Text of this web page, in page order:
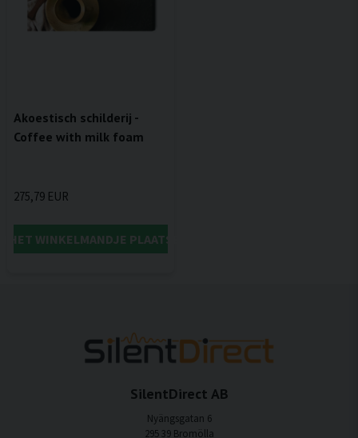
Akoestisch schilderij -
Coffee with milk foam
275,79 EUR
HET WINKELMANDJE PLAATSEN
SilentDirect AB
Nyängsgatan 6
295 39 Bromölla